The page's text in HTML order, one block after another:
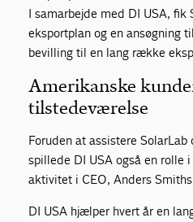
I samarbejde med DI USA, fik
eksportplan og en ansøgning
bevilling til en lang række
Amerikanske
tilstedeværelse
Foruden at assistere
spillede DI USA også en rolle
aktivitet i CEO, Anders
DI USA hjælper hvert år en